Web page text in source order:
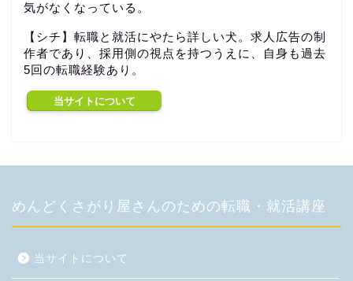
気がなくなっている。
【シチ】転職と就活にやたら詳しい犬。求人広告の制
作者であり、採用側の視点を持つうえに、自身も過去
5回の転職経験あり。
当サイトについて
めんどくさがり屋さんのための転職・就活講座
当サイトについて